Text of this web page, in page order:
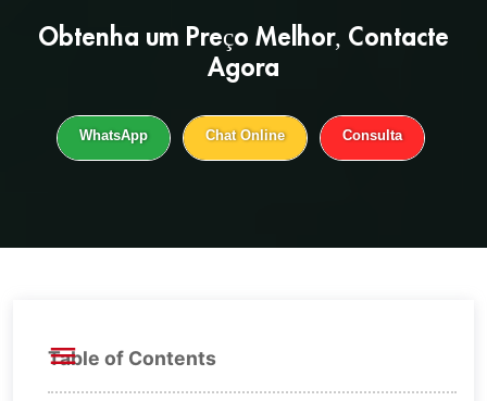
Obtenha um Preço Melhor, Contacte
Agora
WhatsApp Chat Online Consulta
Table of Contents